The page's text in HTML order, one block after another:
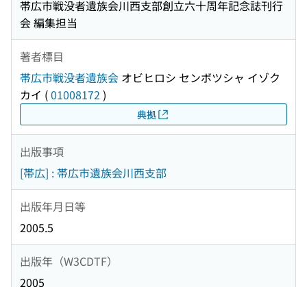
帯広市戦没者遺族会川西支部創立六十周年記念誌刊行
会 編集担当
著者標目
帯広市戦没者遺族会 オビヒロシ センボツシャ イゾク
カイ (01008172 )
典拠
出版事項
[帯広] : 帯広市遺族会川西支部
出版年月日等
2005.5
出版年（W3CDTF）
2005